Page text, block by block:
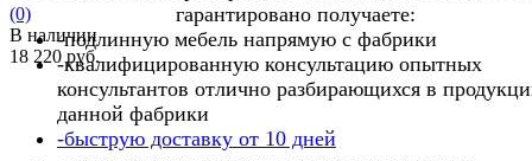
(0)
В наличии
18 220 руб.
гарантировано получаете:
-подлинную мебель напрямую с фабрики
-квалифицированную консультацию опытных
консультантов отлично разбирающихся в
данной фабрики
-быструю доставку от 10 дней